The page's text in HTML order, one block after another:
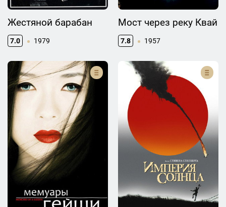
Жестяной барабан
7.0 1979
Мост через реку Квай
7.8 1957